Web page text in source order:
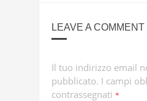
LEAVE A COMMENT
Il tuo indirizzo email
pubblicato. I campi
contrassegnati *